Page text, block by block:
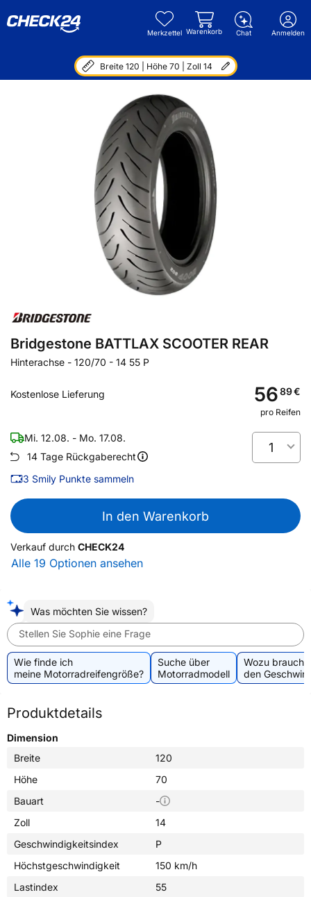
Merkzettel Warenkorb Chat Anmelden
Breite 120 | Höhe 70 | Zoll 14
Bridgestone BATTLAX SCOOTER REAR
Hinterachse - 120/70 - 14 55 P
Kostenlose Lieferung 5689€
pro Reifen
Mi. 12.08. - Mo. 17.08.
14 Tage Rückgaberecht
3 Smily Punkte sammeln
1
In den Warenkorb
Verkauf durch CHECK24
Alle 19 Optionen ansehen
Was möchten Sie wissen?
Stellen Sie Sophie eine Frage
Wie finde ich
meine Motorradreifengröße?
Suche über
Motorradmodell
Wozu
den
Produktdetails
Dimension
Breite
120
Höhe
70
Bauart
-
Zoll
14
Geschwindigkeitsindex
P
Höchstgeschwindigkeit
150 km/h
Lastindex
55